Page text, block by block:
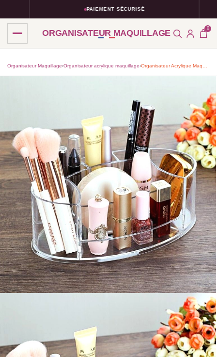
PAIEMENT SÉCURISÉ
ORGANISATEUR MAQUILLAGE 0
Organisateur Maquillage›Organisateur acrylique maquillage›